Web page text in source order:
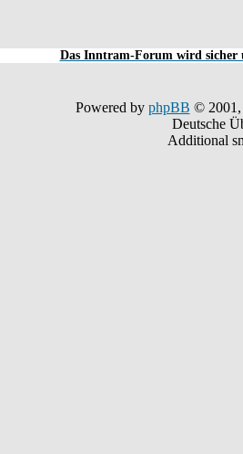
Das Inntram-Forum wird sicher
Powered by phpBB © 2001,
Deutsche
Additional